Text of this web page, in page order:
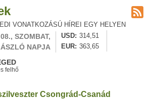
VONATKOZÁSÚ HÍREI EGY HELYEN
SZOMBAT,
NAPJA
USD
314,51
EUR
363,65
felhő
Csongrád-Csanád